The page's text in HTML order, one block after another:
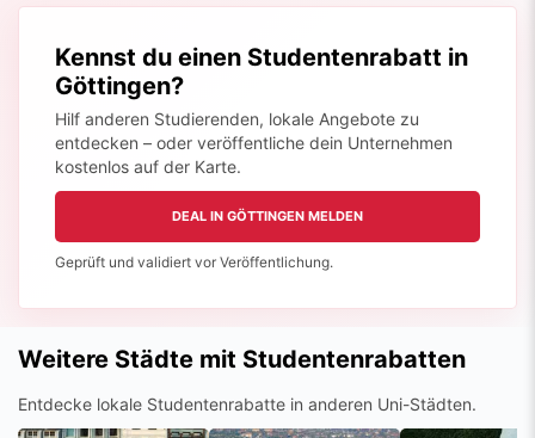
Kennst du einen Studentenrabatt in
Göttingen?
Hilf anderen Studierenden, lokale Angebote zu
entdecken – oder veröffentliche dein Unternehmen
kostenlos auf der Karte.
DEAL IN GÖTTINGEN MELDEN
Geprüft und validiert vor Veröffentlichung.
Weitere Städte mit Studentenrabatten
Entdecke lokale Studentenrabatte in anderen Uni-Städten.